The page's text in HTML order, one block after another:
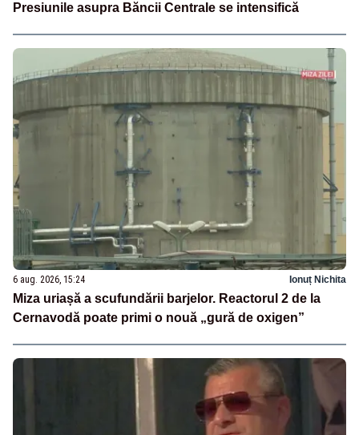
Presiunile asupra Băncii Centrale se intensifică
6 aug. 2026, 15:24 Ionuț Nichita
Miza uriașă a scufundării barjelor. Reactorul 2 de la
Cernavodă poate primi o nouă „gură de oxigen”